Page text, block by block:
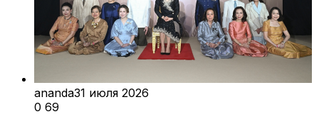
ananda31 июля 2026
0 69